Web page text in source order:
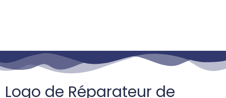
Logo de Réparateur de